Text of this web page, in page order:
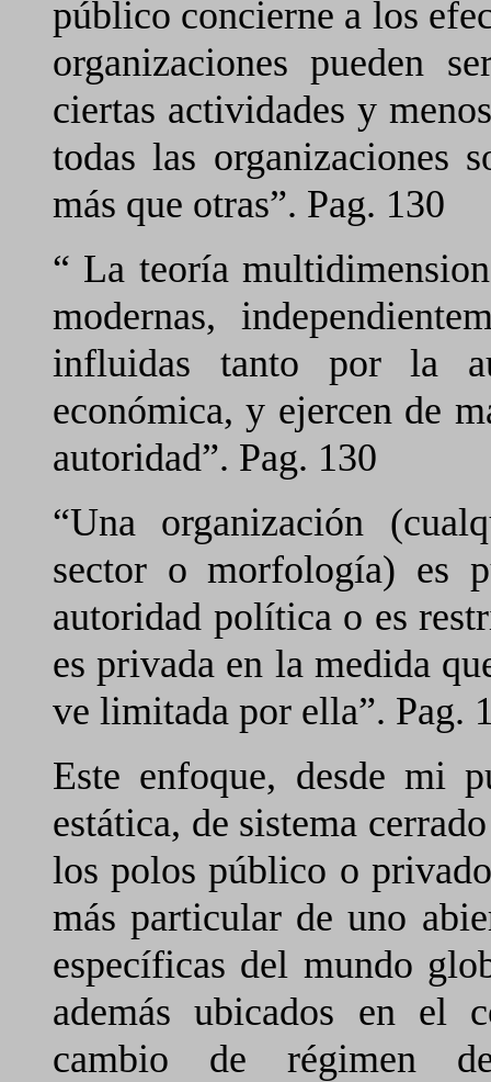
público concierne a los
organizaciones pueden
ciertas actividades y
todas las organizaciones
más que otras”. Pag. 130
“ La teoría
modernas,
influidas tanto por la
económica, y ejercen de
autoridad”. Pag. 130
“Una organización
sector o morfología) es
autoridad política o es
es privada en la medida
ve limitada por ella”. Pag.
Este enfoque, desde mi
estática, de sistema
los polos público o
más particular de uno
específicas del mundo
además ubicados en el
cambio de régimen